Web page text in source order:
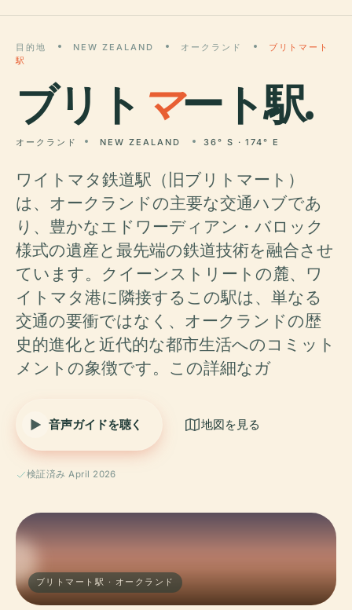
目的地 NEW ZEALAND オークランド
ブリトマート
駅
ブリト マート駅.
オークランド NEW ZEALAND 36° S · 174° E
ワイトマタ鉄道駅（旧ブリトマート）
は、オークランドの主要な交通ハブであ
り、豊かなエドワーディアン・バロック
様式の遺産と最先端の鉄道技術を融合させ
ています。クイーンストリートの麓、ワ
イトマタ港に隣接するこの駅は、単なる
交通の要衝ではなく、オークランドの歴
史的進化と近代的な都市生活へのコミット
メントの象徴です。この詳細なガ
音声ガイドを聴く 地図を見る
検証済み April 2026
ブリトマート駅 · オークランド